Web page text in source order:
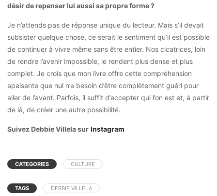
désir de repenser lui aussi sa propre forme ?
Je n’attends pas de réponse unique du lecteur. Mais s’il devait
subsister quelque chose, ce serait le sentiment qu’il est possible
de continuer à vivre même sans être entier. Nos cicatrices, loin
de rendre l’avenir impossible, le rendent plus dense et plus
complet. Je crois que mon livre offre cette compréhension
apaisante que nul n’a besoin d’être complètement guéri pour
aller de l’avant. Parfois, il suffit d’accepter qui l’on est et, à partir
de là, de créer une autre possibilité.
Suivez Debbie Villela sur Instagram
CATEGORIES CULTURE
TAGS DEBBIE VILLELA